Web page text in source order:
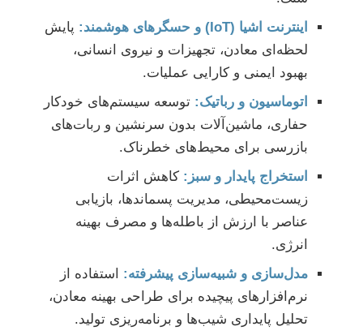
اینترنت اشیا (IoT) و حسگرهای هوشمند:
پایش
لحظه‌ای معادن، تجهیزات و نیروی انسانی،
بهبود ایمنی و کارایی عملیات.
اتوماسیون و رباتیک: توسعه سیستم‌های خودکار
حفاری، ماشین‌آلات بدون سرنشین و ربات‌های
بازرسی برای محیط‌های خطرناک.
استخراج پایدار و سبز: کاهش اثرات
زیست‌محیطی، مدیریت پسماندها، بازیابی
عناصر با ارزش از باطله‌ها و مصرف بهینه
انرژی.
مدل‌سازی و شبیه‌سازی پیشرفته: استفاده از
نرم‌افزارهای پیچیده برای طراحی بهینه معادن،
تحلیل پایداری شیب‌ها و برنامه‌ریزی تولید.